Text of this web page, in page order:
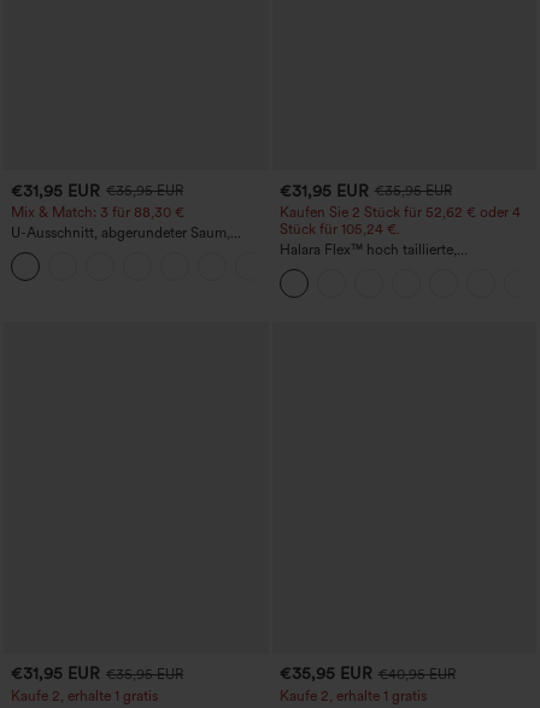
€31,95 EUR €35,95 EUR
Mix & Match: 3 für 88,30 €
U-Ausschnitt, abgerundeter Saum,
InstantCool Yoga-Trägertop – UPF50+
€31,95 EUR €35,95 EUR
Kaufen Sie 2 Stück für 52,62 € oder 4
Stück für 105,24 €.
Halara Flex™ hoch taillierte,
figurformende Arbeitshose, die die Taille
schmaler wirken lässt, mit Taschen,
weitem Bein und Mikro-Waffelstruktur
€31,95 EUR €35,95 EUR
Kaufe 2, erhalte 1 gratis
€35,95 EUR €40,95 EUR
Kaufe 2, erhalte 1 gratis